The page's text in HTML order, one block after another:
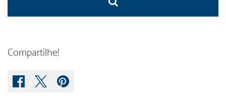
No artigo de hoje, a Central Crematórios
despedida nesses tempos difíceis
Compartilhe!